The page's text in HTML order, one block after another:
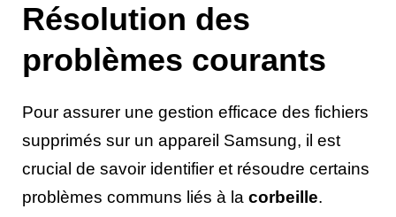
Résolution des
problèmes courants
Pour assurer une gestion efficace des fichiers
supprimés sur un appareil Samsung, il est
crucial de savoir identifier et résoudre certains
problèmes communs liés à la corbeille.